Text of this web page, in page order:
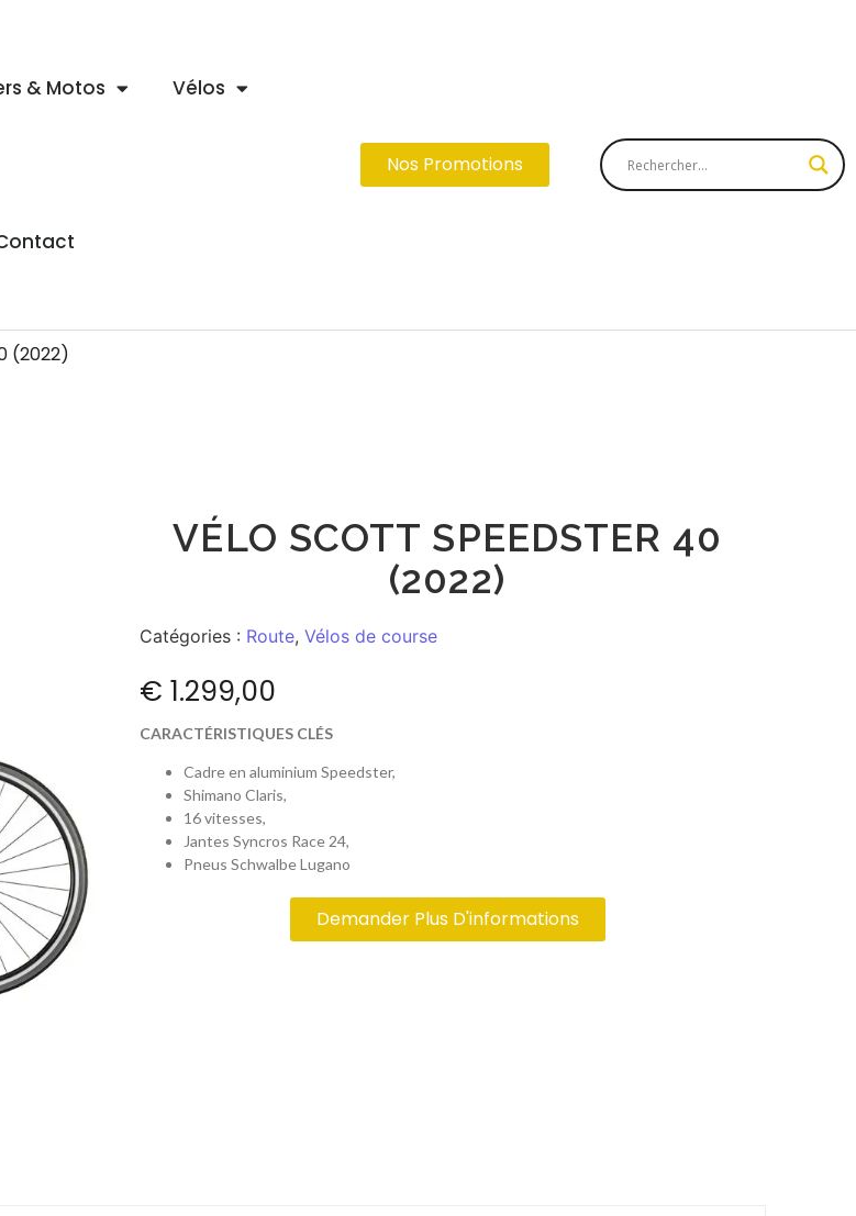
& Motos Vélos
Nos Promotions
(2022)
VÉLO SCOTT SPEEDSTER 40
(2022)
Catégories : Route, Vélos de course
€ 1.299,00
CARACTÉRISTIQUES CLÉS
Cadre en aluminium Speedster,
Shimano Claris,
16 vitesses,
Jantes Syncros Race 24,
Pneus Schwalbe Lugano
Demander Plus D'informations